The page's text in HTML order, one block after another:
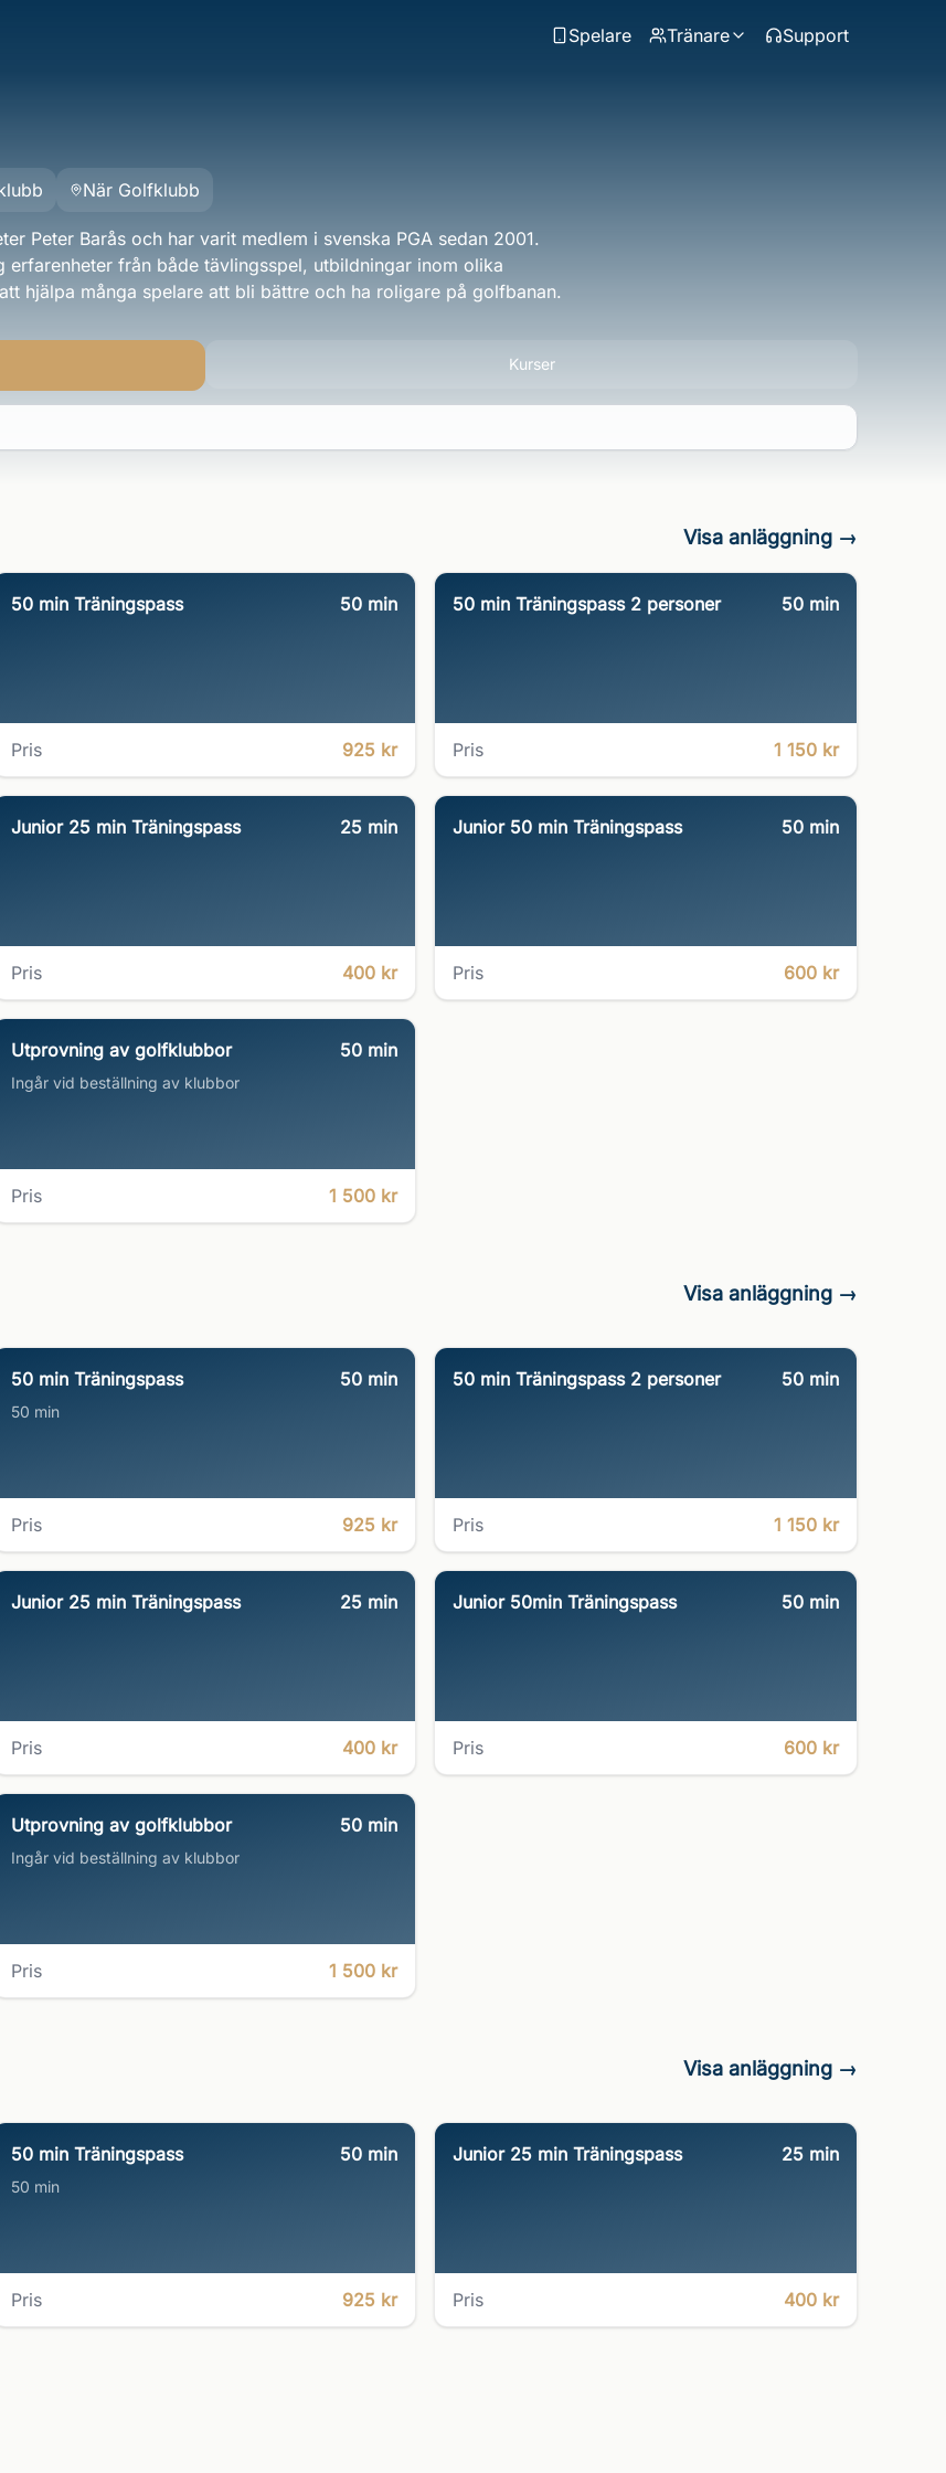
Spelare Tränare Support
När Golfklubb
Peter Barås och har varit medlem i svenska PGA sedan 2001.
erfarenheter från både tävlingsspel, utbildningar inom olika
hjälpa många spelare att bli bättre och ha roligare på golfbanan.
Kurser
Visa anläggning →
50 min Träningspass 50 min
Pris 925 kr
50 min Träningspass 2 personer 50 min
Pris 1 150 kr
Junior 25 min Träningspass 25 min
Pris 400 kr
Junior 50 min Träningspass 50 min
Pris 600 kr
Utprovning av golfklubbor 50 min
Ingår vid beställning av klubbor
Pris 1 500 kr
Visa anläggning →
50 min Träningspass 50 min
50 min
Pris 925 kr
50 min Träningspass 2 personer 50 min
Pris 1 150 kr
Junior 25 min Träningspass 25 min
Pris 400 kr
Junior 50min Träningspass 50 min
Pris 600 kr
Utprovning av golfklubbor 50 min
Ingår vid beställning av klubbor
Pris 1 500 kr
Visa anläggning →
50 min Träningspass 50 min
50 min
Pris 925 kr
Junior 25 min Träningspass 25 min
Pris 400 kr